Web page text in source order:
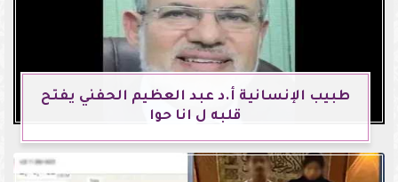
طبيب الإنسانية أ.د عبد العظيم الحفني يفتح
قلبه ل انا حوا